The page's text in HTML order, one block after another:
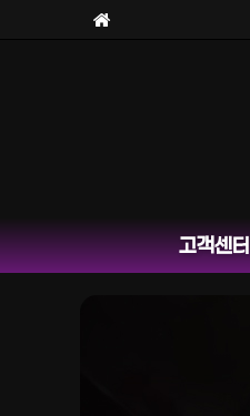
고객센터